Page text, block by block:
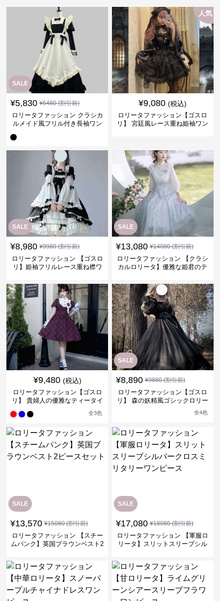
SALE
¥5,830 ¥6480(割引前)
ロリータファッション クラシカ
ルメイド風フリル付き長袖ワン
人気
¥9,080 (税込)
ロリータファッション【ゴスロ
リ】 宮廷風レース重ね姫袖ワン
SALE
¥8,980 ¥9980(割引前)
ロリータファッション 【ゴスロ
リ】姫袖フリルレース重ね襟ワ
SALE
¥13,080 ¥14080(割引前)
ロリータファッション 【クラシ
カルロリータ】優雅な姫君のテ
¥9,480 (税込)
ロリータファッション【ゴスロ
リ】 貴婦人の優雅なティータイ
全3色
SALE
¥8,890 ¥9880(割引前)
ロリータファッション【ゴスロ
リ】 森の妖精風ゴシックロリー
全4色
SALE
¥13,570 ¥15080(割引前)
ロリータファッション 【スチー
ムパンク】英国ブラウンベスト2
SALE
¥17,080 ¥18080(割引前)
ロリータファッション 【軍服ロ
リータ】スリットスリーブシル